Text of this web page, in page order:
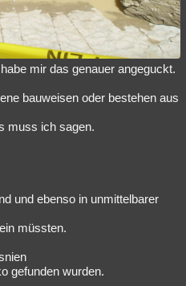
mir das genauer angeguckt.
bauweisen oder bestehen aus
muss ich sagen.
und ebenso in unmittelbarer
müssten.
gefunden wurden.